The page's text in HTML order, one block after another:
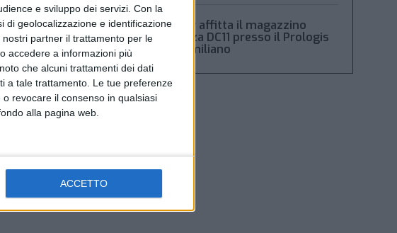
e sviluppo dei servizi. Con la
di geolocalizzazione e identificazione
partner il trattamento per le
accedere a informazioni più
che alcuni trattamenti dei dati
a tale trattamento. Le tue preferenze
revocare il consenso in qualsiasi
alla pagina web.
ACCETTO
Condor affitta il magazzino
Piacenza DC11 presso il Prologis
Park emiliano